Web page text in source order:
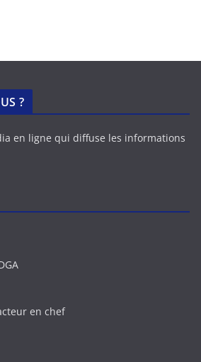
?
en ligne qui diffuse les informations
en chef